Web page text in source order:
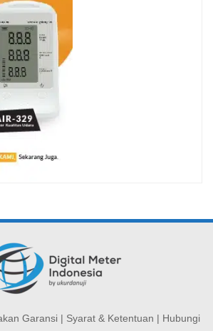
Garansi | Syarat & Ketentuan | Hubungi